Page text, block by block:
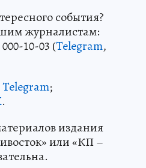
события?
журналистам:
10-03 (Telegram,
Telegram;
.
издания
или «КП –